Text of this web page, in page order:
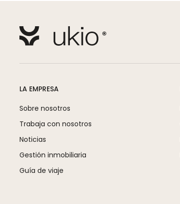
LA EMPRESA
Sobre nosotros
Trabaja con nosotros
Noticias
Gestión inmobiliaria
Guía de viaje